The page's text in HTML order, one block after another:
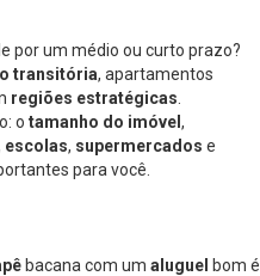
por um médio ou curto prazo?
transitória, apartamentos
regiões estratégicas
o tamanho do imóvel ,
escolas, supermercados e
para você.
bacana com um aluguel bom é